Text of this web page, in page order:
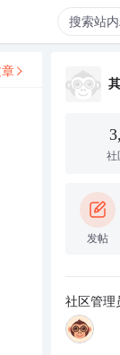
社
发帖
社区管理